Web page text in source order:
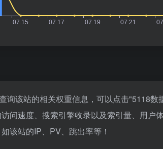
询该站的相关权重信息，可以点击"5118数
问速度、搜索引擎收录以及索引量、用
该站的IP、PV、跳出率等！